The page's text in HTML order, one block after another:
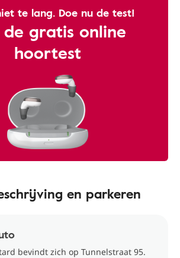
te lang. Doe nu de test!
de gratis online
hoortest
en parkeren
bevindt zich op Tunnelstraat 95.